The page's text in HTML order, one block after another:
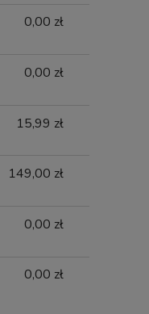
0,00 zł
0,00 zł
15,99 zł
149,00 zł
0,00 zł
0,00 zł